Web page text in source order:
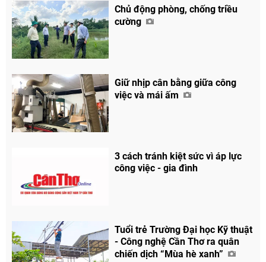
Chủ động phòng, chống triều
cường
Giữ nhịp cân bằng giữa công
việc và mái ấm
3 cách tránh kiệt sức vì áp lực
công việc - gia đình
Tuổi trẻ Trường Đại học Kỹ thuật
- Công nghệ Cần Thơ ra quân
chiến dịch “Mùa hè xanh”